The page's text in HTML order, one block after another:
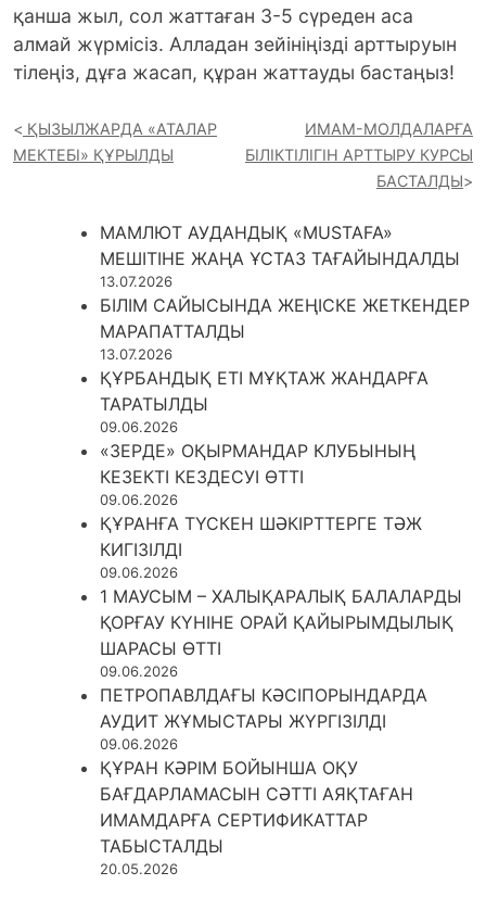
қанша жыл, сол жаттаған 3-5 сүреден аса
алмай жүрмісіз. Алладан зейініңізді арттыруын
тілеңіз, дұға жасап, құран жаттауды бастаңыз!
ҚЫЗЫЛЖАРДА «АТАЛАР
МЕКТЕБІ» ҚҰРЫЛДЫ
ИМАМ-МОЛДАЛАРҒА
БІЛІКТІЛІГІН АРТТЫРУ КУРСЫ
БАСТАЛДЫ
МАМЛЮТ АУДАНДЫҚ «MUSTAFA»
МЕШІТІНЕ ЖАҢА ҰСТАЗ ТАҒАЙЫНДАЛДЫ
13.07.2026
БІЛІМ САЙЫСЫНДА ЖЕҢІСКЕ ЖЕТКЕНДЕР
МАРАПАТТАЛДЫ
13.07.2026
ҚҰРБАНДЫҚ ЕТІ МҰҚТАЖ ЖАНДАРҒА
ТАРАТЫЛДЫ
09.06.2026
«ЗЕРДЕ» ОҚЫРМАНДАР КЛУБЫНЫҢ
КЕЗЕКТІ КЕЗДЕСУІ ӨТТІ
09.06.2026
ҚҰРАНҒА ТҮСКЕН ШӘКІРТТЕРГЕ ТӘЖ
КИГІЗІЛДІ
09.06.2026
1 МАУСЫМ – ХАЛЫҚАРАЛЫҚ БАЛАЛАРДЫ
ҚОРҒАУ КҮНІНЕ ОРАЙ ҚАЙЫРЫМДЫЛЫҚ
ШАРАСЫ ӨТТІ
09.06.2026
ПЕТРОПАВЛДАҒЫ КӘСІПОРЫНДАРДА
АУДИТ ЖҰМЫСТАРЫ ЖҮРГІЗІЛДІ
09.06.2026
ҚҰРАН КӘРІМ БОЙЫНША ОҚУ
БАҒДАРЛАМАСЫН СӘТТІ АЯҚТАҒАН
ИМАМДАРҒА СЕРТИФИКАТТАР
ТАБЫСТАЛДЫ
20.05.2026